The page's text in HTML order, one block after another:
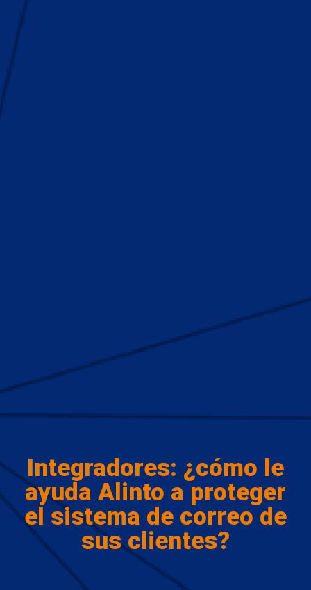
Integradores: ¿cómo le
ayuda Alinto a proteger
el sistema de correo de
sus clientes?